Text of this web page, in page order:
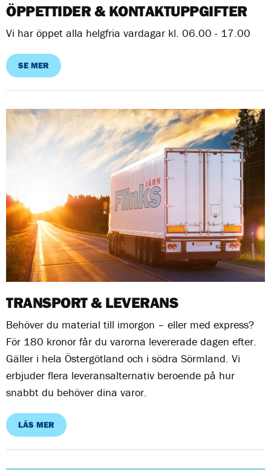
ÖPPETTIDER & KONTAKTUPPGIFTER
Vi har öppet alla helgfria vardagar kl. 06.00 - 17.00
SE MER
TRANSPORT & LEVERANS
Behöver du material till imorgon – eller med express?
För 180 kronor får du varorna levererade dagen efter.
Gäller i hela Östergötland och i södra Sörmland. Vi
erbjuder flera leveransalternativ beroende på hur
snabbt du behöver dina varor.
LÄS MER